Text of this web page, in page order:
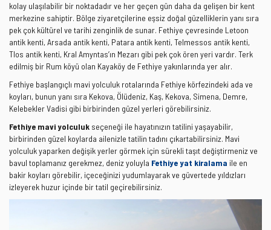
kolay ulaşılabilir bir noktadadır ve her geçen gün daha da gelişen bir kent
merkezine sahiptir. Bölge ziyaretçilerine eşsiz doğal güzelliklerin yanı sıra
pek çok kültürel ve tarihi zenginlik de sunar. Fethiye çevresinde Letoon
antik kenti, Arsada antik kenti, Patara antik kenti, Telmessos antik kenti,
Tlos antik kenti, Kral Amyntas’ın Mezarı gibi pek çok ören yeri vardır. Terk
edilmiş bir Rum köyü olan Kayaköy de Fethiye yakınlarında yer alır.
Fethiye başlangıçlı mavi yolculuk rotalarında Fethiye körfezindeki ada ve
koyları, bunun yanı sıra Kekova, Ölüdeniz, Kaş, Kekova, Simena, Demre,
Kelebekler Vadisi gibi birbirinden güzel yerleri görebilirsiniz.
Fethiye mavi yolculuk seçeneği ile hayatınızın tatilini yaşayabilir,
birbirinden güzel koylarda ailenizle tatilin tadını çıkartabilirsiniz. Mavi
yolculuk yaparken değişik yerler görmek için sürekli taşıt değiştirmeniz ve
bavul toplamanız gerekmez, deniz yoluyla Fethiye yat kiralama ile en
bakir koyları görebilir, içeceğinizi yudumlayarak ve güvertede yıldızları
izleyerek huzur içinde bir tatil geçirebilirsiniz.